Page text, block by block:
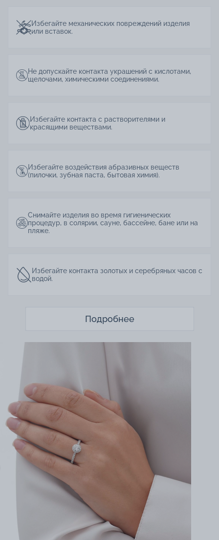
Избегайте механических повреждений изделия
или вставок.
Не допускайте контакта украшений с кислотами,
щелочами, химическими соединениями.
Избегайте контакта с растворителями и
красящими веществами.
Избегайте воздействия абразивных веществ
(пилочки, зубная паста, бытовая химия).
Снимайте изделия во время гигиенических
процедур, в солярии, сауне, бассейне, бане или на
пляже.
Избегайте контакта золотых и серебряных часов с
водой.
Подробнее